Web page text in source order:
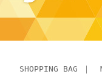
SHOPPING BAG ｜